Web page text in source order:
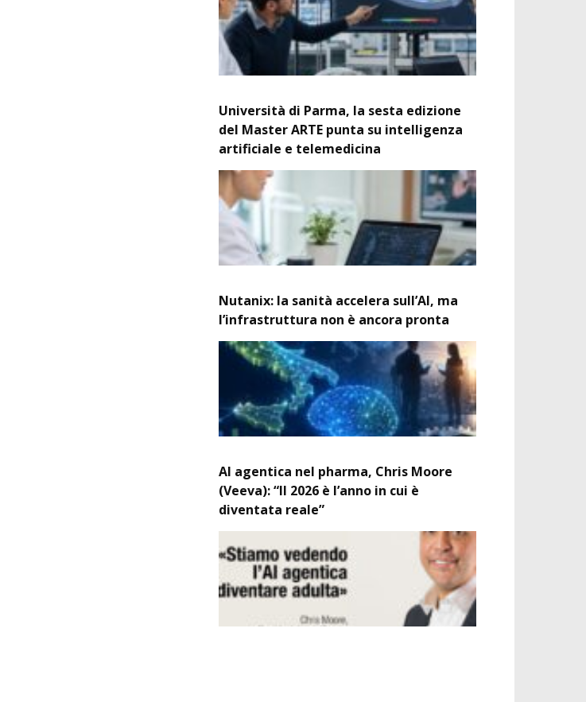
Università di Parma, la sesta edizione
del Master ARTE punta su intelligenza
artificiale e telemedicina
Nutanix: la sanità accelera sull’AI, ma
l’infrastruttura non è ancora pronta
AI agentica nel pharma, Chris Moore
(Veeva): “Il 2026 è l’anno in cui è
diventata reale”